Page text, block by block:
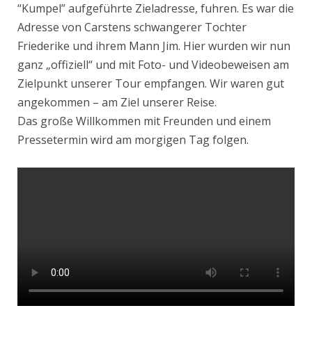
“Kumpel” aufgeführte Zieladresse, fuhren. Es war die
Adresse von Carstens schwangerer Tochter
Friederike und ihrem Mann Jim. Hier wurden wir nun
ganz „offiziell“ und mit Foto- und Videobeweisen am
Zielpunkt unserer Tour empfangen. Wir waren gut
angekommen – am Ziel unserer Reise.
Das große Willkommen mit Freunden und einem
Pressetermin wird am morgigen Tag folgen.